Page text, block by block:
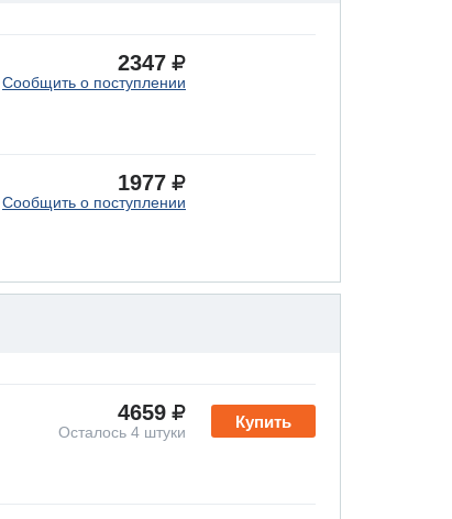
2347
Сообщить о поступлении
1977
Сообщить о поступлении
Купить
4659
Осталось 4 штуки